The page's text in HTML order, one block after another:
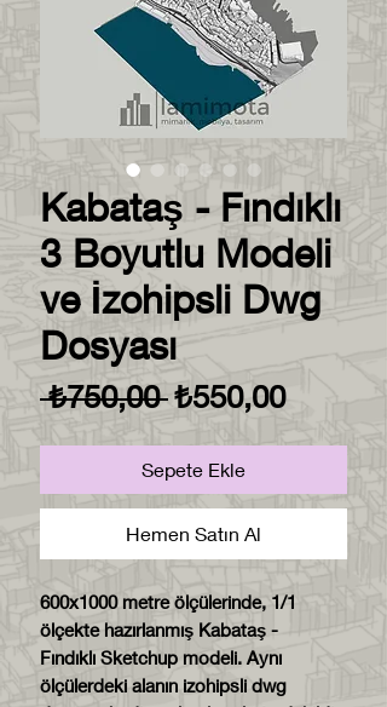
Kabataş - Fındıklı
3 Boyutlu Modeli
ve İzohipsli Dwg
Dosyası
₺750,00 Normal
Fiyat
₺550,00İndirimli
Fiyat
Sepete Ekle
Hemen Satın Al
600x1000 metre ölçülerinde, 1/1
ölçekte hazırlanmış Kabataş -
Fındıklı Sketchup modeli. Aynı
ölçülerdeki alanın izohipsli dwg